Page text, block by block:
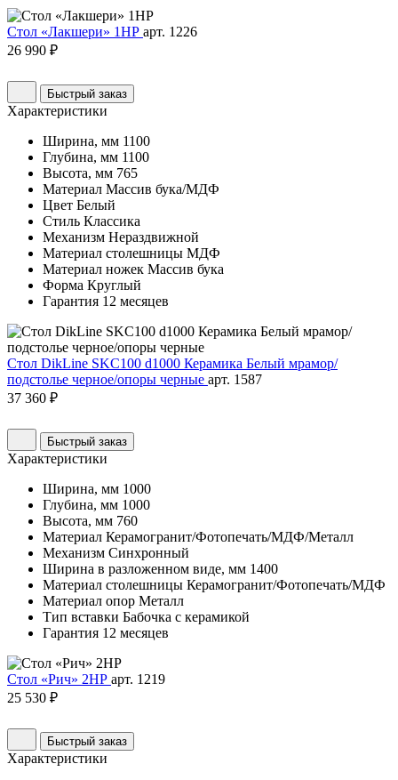
Стол «Лакшери» 1НР арт. 1226
26 990 ₽
Быстрый заказ
Характеристики
Ширина, мм 1100
Глубина, мм 1100
Высота, мм 765
Материал Массив бука/МДФ
Цвет Белый
Стиль Классика
Механизм Нераздвижной
Материал столешницы МДФ
Материал ножек Массив бука
Форма Круглый
Гарантия 12 месяцев
Стол DikLine SKC100 d1000 Керамика Белый мрамор/
подстолье черное/опоры черные арт. 1587
37 360 ₽
Быстрый заказ
Характеристики
Ширина, мм 1000
Глубина, мм 1000
Высота, мм 760
Материал Керамогранит/Фотопечать/МДФ/Металл
Механизм Синхронный
Ширина в разложенном виде, мм 1400
Материал столешницы Керамогранит/Фотопечать/МДФ
Материал опор Металл
Тип вставки Бабочка с керамикой
Гарантия 12 месяцев
Стол «Рич» 2НР арт. 1219
25 530 ₽
Быстрый заказ
Характеристики